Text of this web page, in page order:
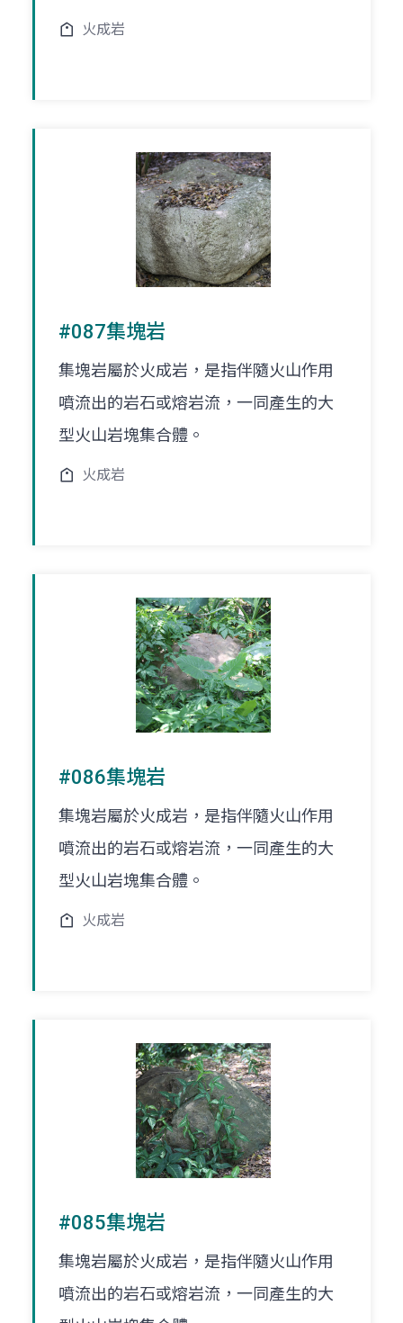
火成岩
#087集塊岩
集塊岩屬於火成岩，是指伴隨火山作用
噴流出的岩石或熔岩流，一同產生的大
型火山岩塊集合體。
火成岩
#086集塊岩
集塊岩屬於火成岩，是指伴隨火山作用
噴流出的岩石或熔岩流，一同產生的大
型火山岩塊集合體。
火成岩
#085集塊岩
集塊岩屬於火成岩，是指伴隨火山作用
噴流出的岩石或熔岩流，一同產生的大